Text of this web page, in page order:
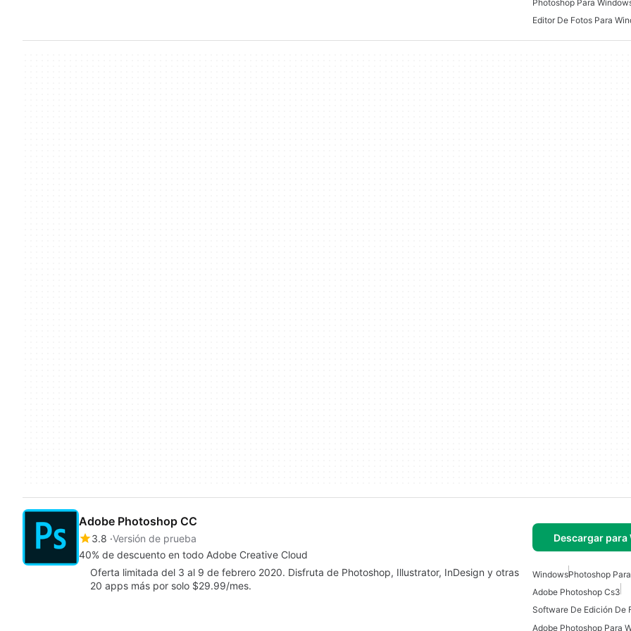
Photoshop Para
Editor De Fotos Para
Adobe Photoshop CC
3.8 Versión de prueba
40% de descuento en todo Adobe Creative Cloud
Descargar
Oferta limitada del 3 al 9 de febrero 2020. Disfruta de Photoshop, Illustrator, InDesign y otras
20 apps más por solo $29.99/mes.
WindowsPhotoshop
Adobe Photoshop Cs3
Software De Edición De
Adobe Photoshop Para